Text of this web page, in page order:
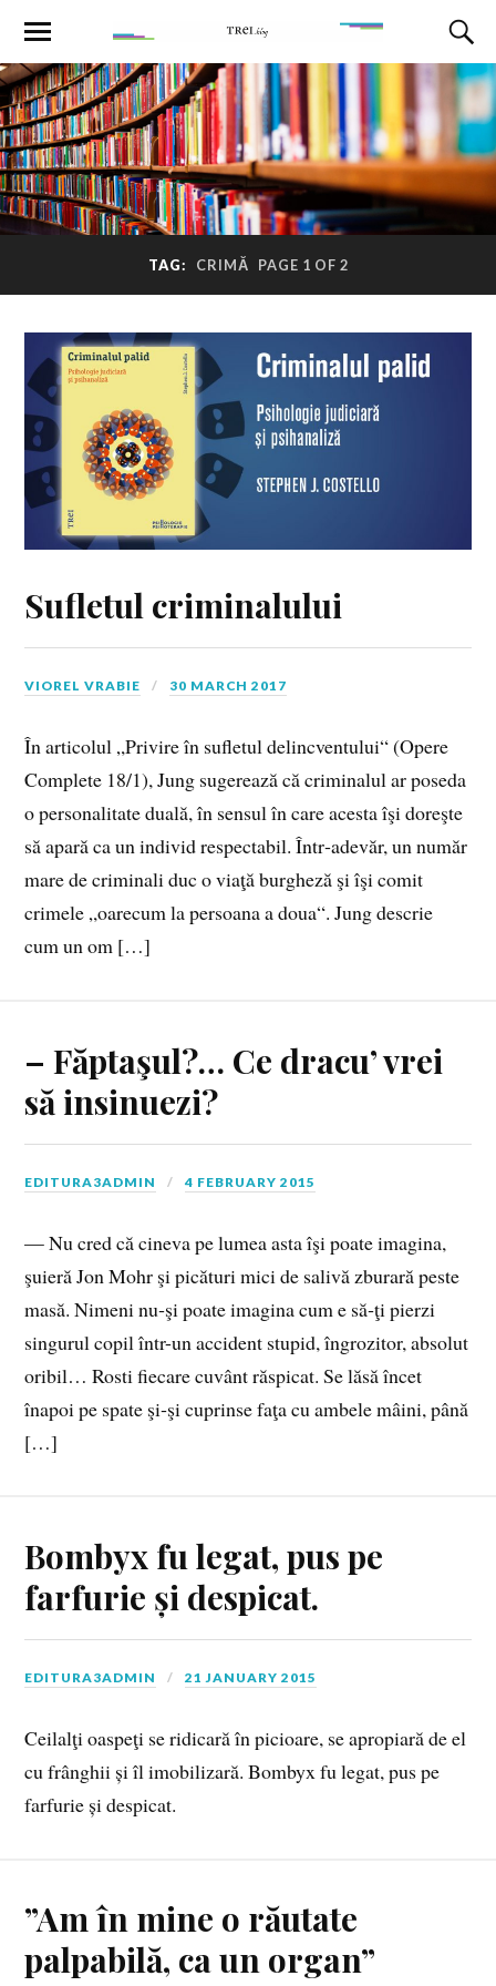
TAG: CRIMĂ PAGE 1 OF 2
Sufletul criminalului
VIOREL VRABIE 30 MARCH 2017
În articolul „Privire în sufletul delincventului“ (Opere
Complete 18/1), Jung sugerează că criminalul ar poseda
o personalitate duală, în sensul în care acesta îşi doreşte
să apară ca un individ respectabil. Într‑adevăr, un număr
mare de criminali duc o viaţă burgheză şi îşi comit
crimele „oarecum la persoana a doua“. Jung descrie
cum un om […]
– Făptaşul?… Ce dracu’ vrei
să insinuezi?
EDITURA3ADMIN 4 FEBRUARY 2015
— Nu cred că cineva pe lumea asta îşi poate imagina,
şuieră Jon Mohr şi picături mici de salivă zburară peste
masă. Nimeni nu‑şi poate imagina cum e să‑ţi pierzi
singurul copil într-un accident stupid, îngrozitor, absolut
oribil… Rosti fiecare cuvânt răspicat. Se lăsă încet
înapoi pe spate şi‑şi cuprinse faţa cu ambele mâini, până
[…]
Bombyx fu legat, pus pe
farfurie și despicat.
EDITURA3ADMIN 21 JANUARY 2015
Ceilalţi oaspeţi se ridicară în picioare, se apropiară de el
cu frânghii și îl imobilizară. Bombyx fu legat, pus pe
farfurie și despicat.
”Am în mine o răutate
palpabilă, ca un organ”